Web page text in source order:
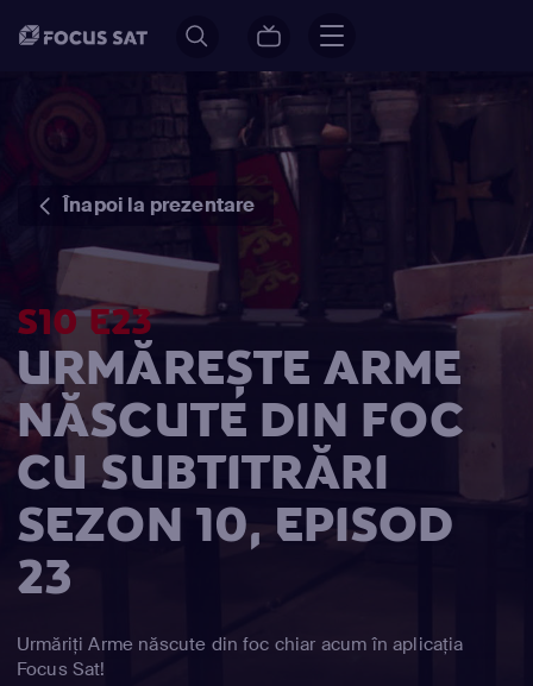
Înapoi la prezentare
S10 E23
URMĂREȘTE ARME
NĂSCUTE DIN FOC
CU SUBTITRĂRI
SEZON 10, EPISOD
23
Urmăriți Arme născute din foc chiar acum în aplicația
Focus Sat!